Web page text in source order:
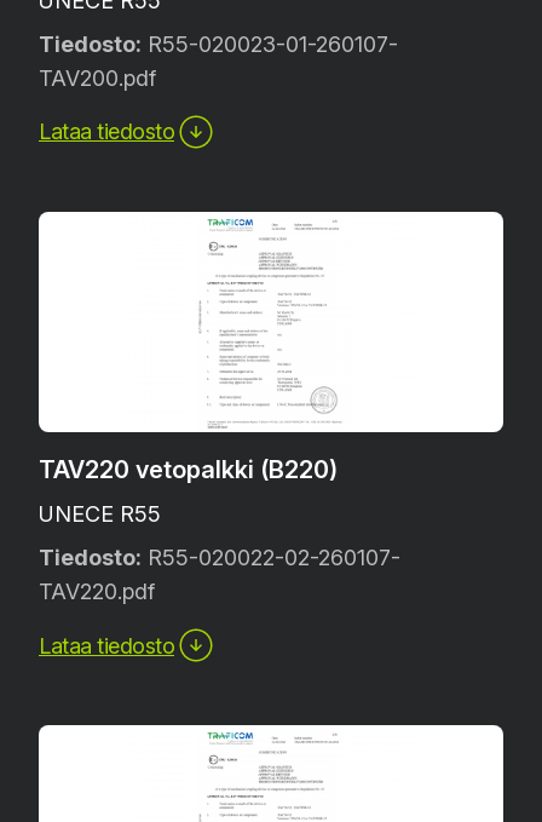
Tiedosto: R55-020023-01-260107-
TAV200.pdf
Lataa tiedosto
TAV220 vetopalkki (B220)
UNECE R55
Tiedosto: R55-020022-02-260107-
TAV220.pdf
Lataa tiedosto